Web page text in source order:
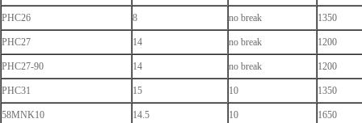
PHC26 8 no break 1350
PHC27 14 no break 1200
PHC27-90 14 no break 1200
PHC31 15 10 1350
58MNK10 14.5 10 1650